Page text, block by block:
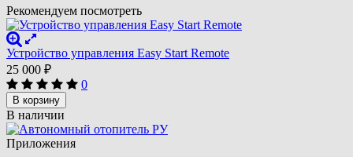
Рекомендуем посмотреть
Устройство управления Easy Start Remote
25 000 ₽
0
В корзину
В наличии
Приложения